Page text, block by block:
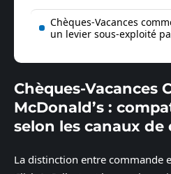
Chèques-Vacances
un levier sous-exploité
Chèques-Vacances
McDonald’s :
selon les canaux
La distinction entre commande